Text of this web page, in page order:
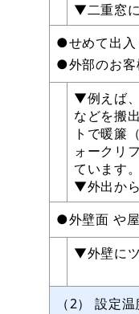
▼二重窓
●せめて出入
●外部のお客
▼例えば
などを搬
トで暖簾
ォークリ
ています。
▼外出か
●外壁面 や
▼外壁に
（2） 設定